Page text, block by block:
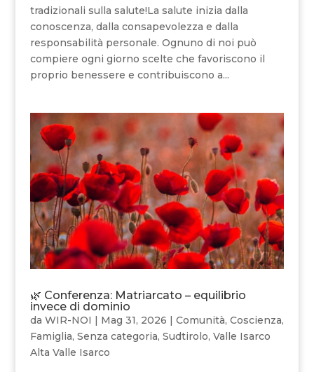
tradizionali sulla salute!La salute inizia dalla
conoscenza, dalla consapevolezza e dalla
responsabilità personale. Ognuno di noi può
compiere ogni giorno scelte che favoriscono il
proprio benessere e contribuiscono a...
🌿 Conferenza: Matriarcato – equilibrio
invece di dominio
da WIR-NOI | Mag 31, 2026 | Comunità, Coscienza,
Famiglia, Senza categoria, Sudtirolo, Valle Isarco
Alta Valle Isarco